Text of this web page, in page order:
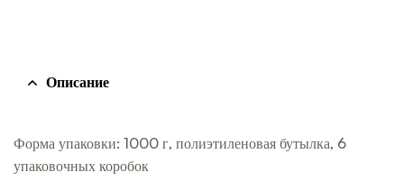
Описание
Форма упаковки: 1000 г, полиэтиленовая бутылка, 6
упаковочных коробок